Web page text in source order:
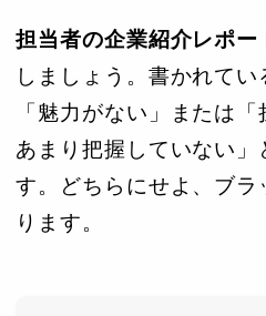
担当者の企業紹介レポー
しましょう。書かれてい
「魅力がない」または
あまり把握していない」
す。どちらにせよ、ブ
ります。